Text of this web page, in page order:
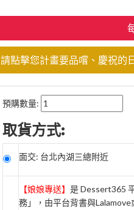
請點擊您計畫要品嚐、慶祝的
預購數量:
取貨方式:
面交: 台北內湖三總附近
【娘娘專送】 是 Dessert365
務」，由平台背書與